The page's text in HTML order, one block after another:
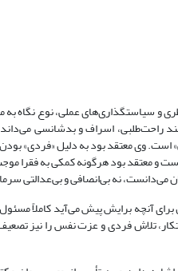
و سیاستگذاری‌های عملی، نوع نگاه
اسراف و بدشانسی می‌داند.
وی معتقد بود به ‌دلیل «فردی»
و معتقد بود هرگونه کمکی به فقرا
نه بی‌انصافی و بی‌عدالتی سرمایه‌داری
برایش پیش می‌آید کاملاً مسئول
تلاش فردی و عزت نفس را نیز